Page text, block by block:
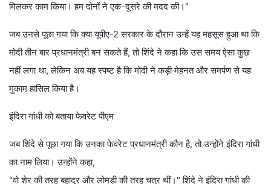
मिलकर काम किया। हम दोनों ने एक-दूसरे की मदद की।"
जब उनसे पूछा गया कि क्या यूपीए-2 सरकार के दौरान उन्हें यह महसूस हुआ था कि
मोदी तीन बार प्रधानमंत्री बन सकते हैं, तो शिंदे ने कहा कि उस समय ऐसा कुछ
नहीं लगा था, लेकिन अब यह स्पष्ट है कि मोदी ने कड़ी मेहनत और समर्पण से यह
मुकाम हासिल किया है।
इंदिरा गांधी को बताया फेवरेट पीएम
जब शिंदे से पूछा गया कि उनका फेवरेट प्रधानमंत्री कौन है, तो उन्होंने इंदिरा गांधी
का नाम लिया। उन्होंने कहा,
"वो शेर की तरह बहादुर और लोमड़ी की तरह चतुर थीं।" शिंदे ने इंदिरा गांधी की